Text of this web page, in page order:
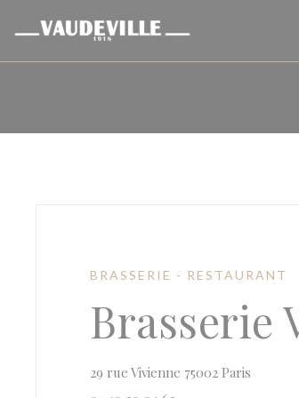
BRASSERIE - RESTAURANT
Brasserie
29 rue Vivienne 75002 Paris